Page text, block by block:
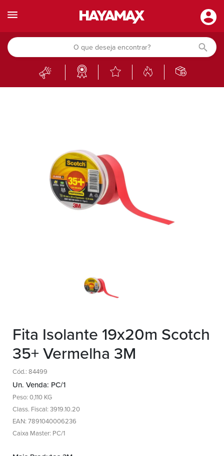
Fita Isolante 19x20m Scotch
35+ Vermelha 3M
Cód.: 84499
Un. Venda: PC/1
Peso: 0,110 KG
Class. Fiscal: 3919.10.20
EAN: 7891040006236
Caixa Master: PC/1